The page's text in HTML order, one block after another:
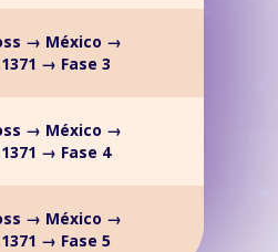
→ México →
→ Fase 3
→ México →
→ Fase 4
→ México →
→ Fase 5